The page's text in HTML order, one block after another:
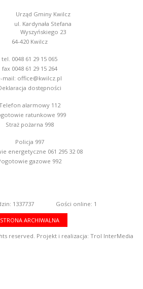
Urząd Gminy Kwilcz
ul. Kardynała Stefana
Wyszyńskiego 23
64-420 Kwilcz
tel. 0048 61 29 15 065
fax 0048 61 29 15 264
mail: office@kwilcz.pl
dostępności
alarmowy 112
ratunkowe 999
Straż pożarna 998
Policja 997
energetyczne 061 295 32 08
gazowe 992
1337737 Gości online: 1
STRONA ARCHIWALNA
reserved. Projekt i realizacja: Trol InterMedia